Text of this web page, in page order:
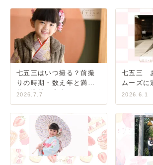
七五三はいつ撮る？前撮
りの時期・数え年と満年
齢・準備の完全ガイド
2026.7.7
七五三
ムーズに
2026.6.1